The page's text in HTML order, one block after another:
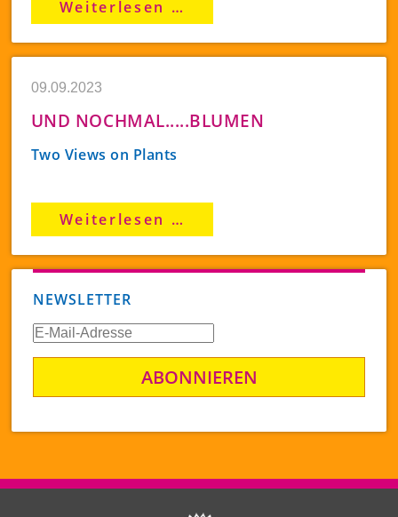
2024
Weiterlesen …
neues
Jahr
09.09.2023
UND NOCHMAL.....BLUMEN
Two Views on Plants
Weiterlesen …
nochmal.....BLUMEN
NEWSLETTER
E-
Mail-
Adresse
ABONNIEREN